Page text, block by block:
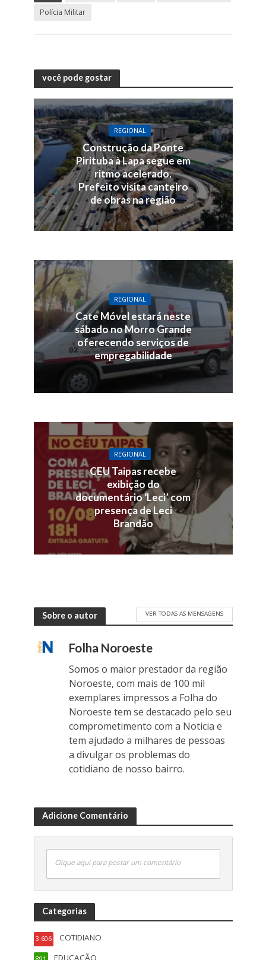
Polícia Militar
você pode gostar
REGIONAL
Construção da Ponte
Pirituba à Lapa segue em
ritmo acelerado.
Prefeito visita canteiro
de obras na região
REGIONAL
Cate Móvel estará neste
sábado no Morro Grande
oferecendo serviços de
empregabilidade
REGIONAL
CEU Taipas recebe
exibição do
documentário ‘Leci’ com
presença de Leci
Brandão
Sobre o autor VER TODAS AS MENSAGENS
Folha Noroeste
Somos o maior prestador da região
Noroeste, com mais de 100 mil
exemplares impressos a Folha do
Noroeste tem se destacado pelo seu
comprometimento com a Noticia e
tem ajudado a milhares de pessoas
a divulgar os problemas do
cotidiano de nosso bairro.
Adicione Comentário
Clique aqui para postar um comentário
Categorias
COTIDIANO
3.606